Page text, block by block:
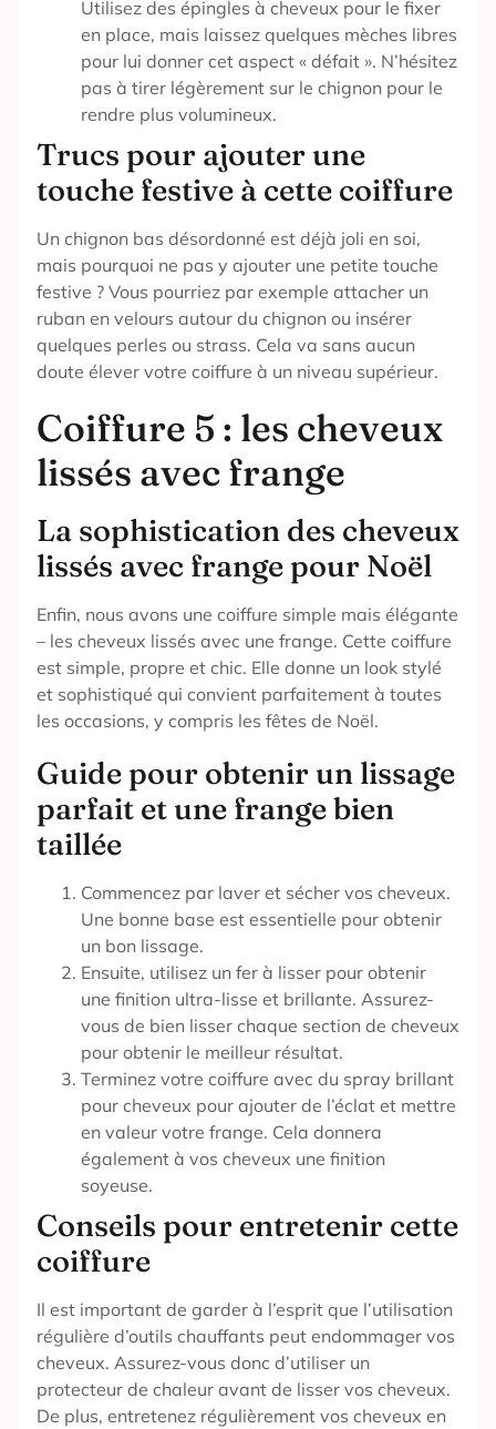
Utilisez des épingles à cheveux pour le fixer
en place, mais laissez quelques mèches libres
pour lui donner cet aspect « défait ». N’hésitez
pas à tirer légèrement sur le chignon pour le
rendre plus volumineux.
Trucs pour ajouter une
touche festive à cette coiffure
Un chignon bas désordonné est déjà joli en soi,
mais pourquoi ne pas y ajouter une petite touche
festive ? Vous pourriez par exemple attacher un
ruban en velours autour du chignon ou insérer
quelques perles ou strass. Cela va sans aucun
doute élever votre coiffure à un niveau supérieur.
Coiffure 5 : les cheveux
lissés avec frange
La sophistication des cheveux
lissés avec frange pour Noël
Enfin, nous avons une coiffure simple mais élégante
– les cheveux lissés avec une frange. Cette coiffure
est simple, propre et chic. Elle donne un look stylé
et sophistiqué qui convient parfaitement à toutes
les occasions, y compris les fêtes de Noël.
Guide pour obtenir un lissage
parfait et une frange bien
taillée
Commencez par laver et sécher vos cheveux.
Une bonne base est essentielle pour obtenir
un bon lissage.
Ensuite, utilisez un fer à lisser pour obtenir
une finition ultra-lisse et brillante. Assurez-
vous de bien lisser chaque section de cheveux
pour obtenir le meilleur résultat.
Terminez votre coiffure avec du spray brillant
pour cheveux pour ajouter de l’éclat et mettre
en valeur votre frange. Cela donnera
également à vos cheveux une finition
soyeuse.
Conseils pour entretenir cette
coiffure
Il est important de garder à l’esprit que l’utilisation
régulière d’outils chauffants peut endommager vos
cheveux. Assurez-vous donc d’utiliser un
protecteur de chaleur avant de lisser vos cheveux.
De plus, entretenez régulièrement vos cheveux en